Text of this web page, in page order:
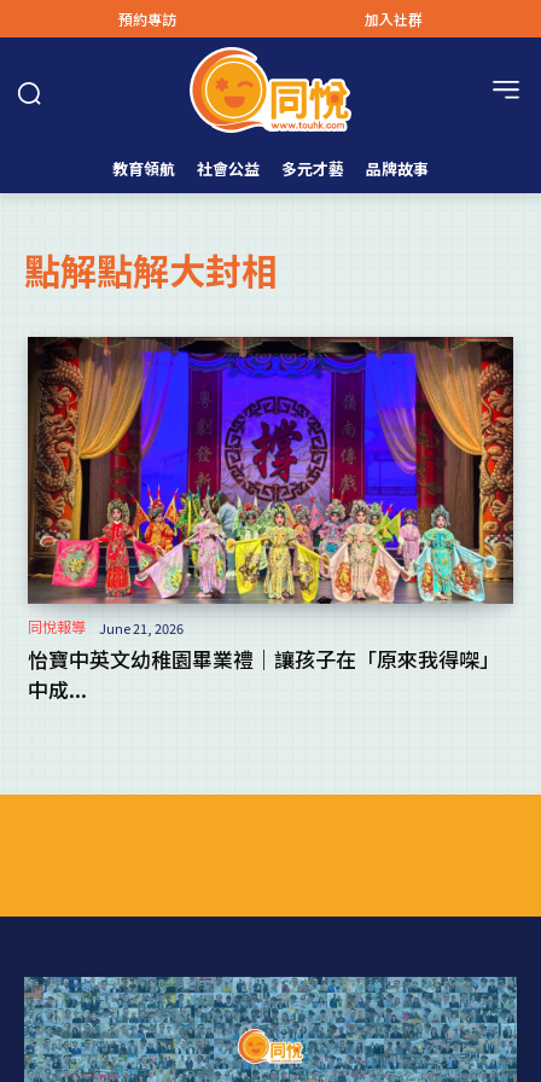
預約專訪 加入社群
教育領航 社會公益 多元才藝 品牌故事
點解點解大封相
同悅報導 June 21, 2026
怡寶中英文幼稚園畢業禮｜讓孩子在「原來我得㗎」
中成...